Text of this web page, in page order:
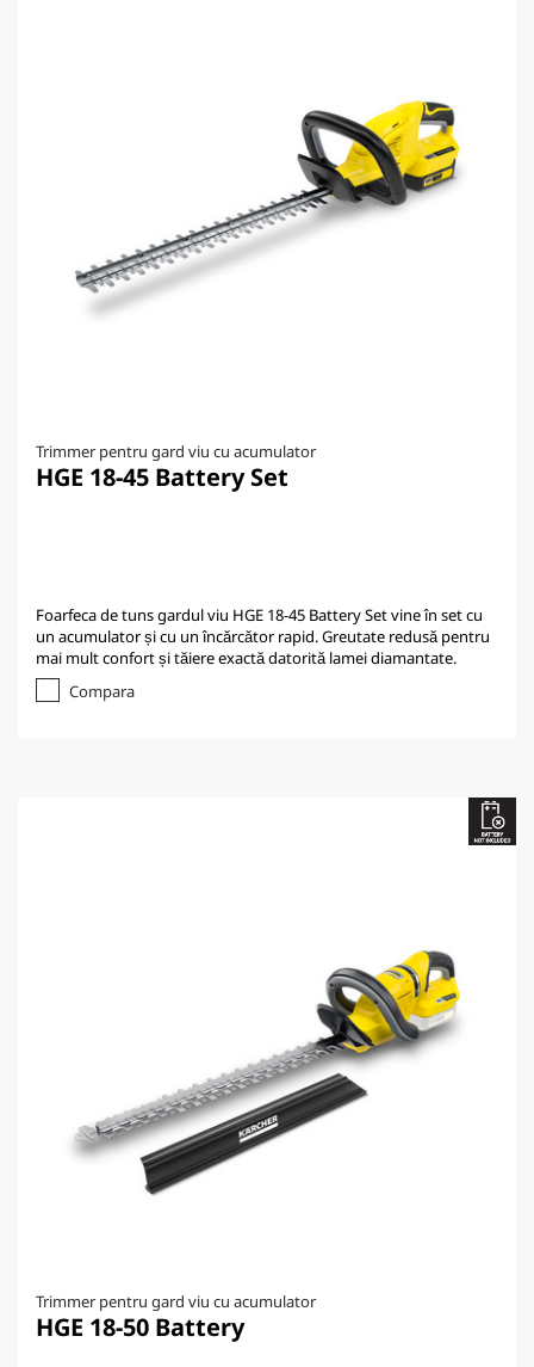
Trimmer pentru gard viu cu acumulator
HGE 18-45 Battery Set
Foarfeca de tuns gardul viu HGE 18-45 Battery Set vine în set cu
un acumulator și cu un încărcător rapid. Greutate redusă pentru
mai mult confort și tăiere exactă datorită lamei diamantate.
Compara
Trimmer pentru gard viu cu acumulator
HGE 18-50 Battery